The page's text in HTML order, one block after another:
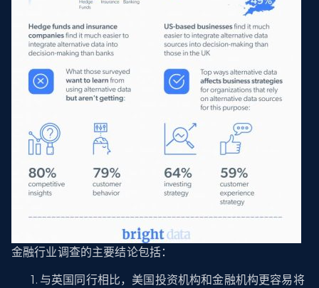
金融行业调查的主要结论包括：
与英国同行相比，美国投资机构和金融机构更容易将